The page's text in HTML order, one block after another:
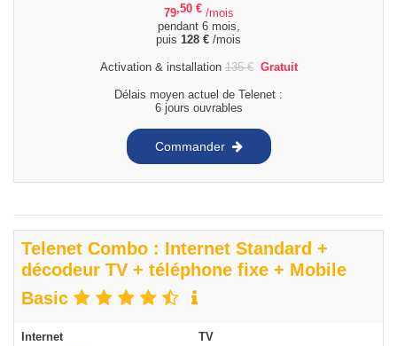
79,50 € /mois
pendant 6 mois,
puis 128 € /mois
Activation & installation135€ Gratuit
Délais moyen actuel de Telenet :
6 jours ouvrables
Commander
Telenet Combo : Internet Standard +
décodeur TV + téléphone fixe + Mobile
Basic
Internet
TV